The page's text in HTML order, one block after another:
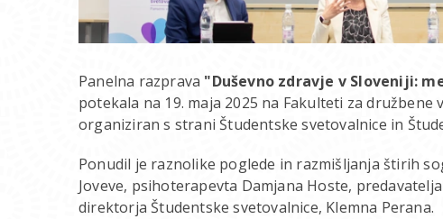
Panelna razprava "Duševno zdravje v Sloveniji:
potekala na 19. maja 2025 na Fakulteti za
organiziran s strani Študentske svetovalnice in
Ponudil je raznolike poglede in razmišljanja štirih
Joveve, psihoterapevta Damjana Hoste,
direktorja Študentske svetovalnice, Klemna Perana.